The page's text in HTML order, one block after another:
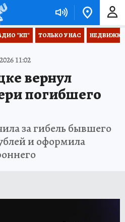
"КП" ТОЛЬКО У НАС НЕДВИЖКА
11:02
вернул
погибшего
за гибель бывшего
и оформила